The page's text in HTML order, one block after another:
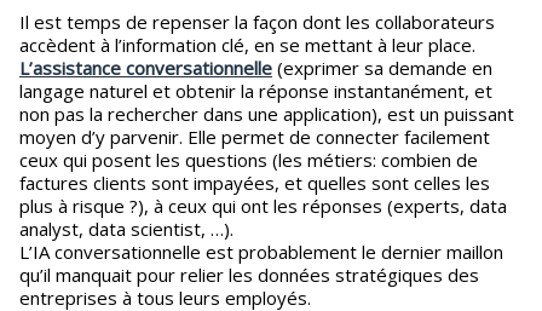
Il est temps de repenser la façon dont les collaborateurs
accèdent à l’information clé, en se mettant à leur place.
L’assistance conversationnelle (exprimer sa demande en
langage naturel et obtenir la réponse instantanément, et
non pas la rechercher dans une application), est un puissant
moyen d’y parvenir. Elle permet de connecter facilement
ceux qui posent les questions (les métiers: combien de
factures clients sont impayées, et quelles sont celles les
plus à risque ?), à ceux qui ont les réponses (experts, data
analyst, data scientist, …).
L’IA conversationnelle est probablement le dernier maillon
qu’il manquait pour relier les données stratégiques des
entreprises à tous leurs employés.